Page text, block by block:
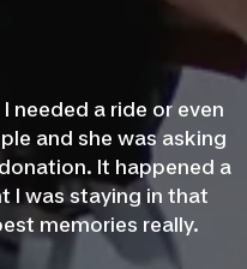
needed a ride or even
and she was asking
It happened a
I was staying in that
memories really.